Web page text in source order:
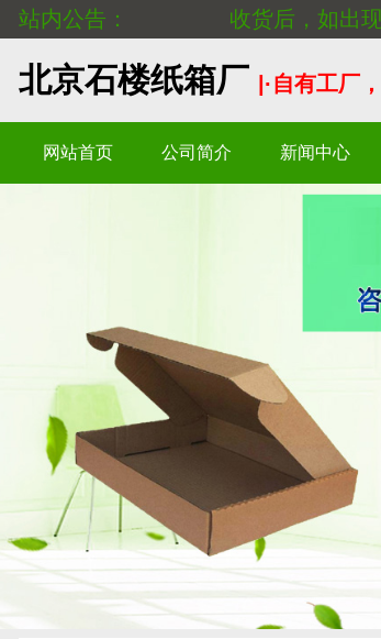
站内公告： 收货后，如出现
北京石楼纸箱厂 |·自有工厂
网站首页 公司简介 新闻中心